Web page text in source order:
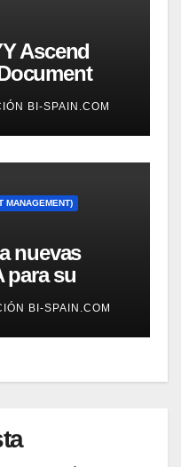
Ascend
BI-SPAIN.COM
MANAGEMENT)
nuevas
para su
BI-SPAIN.COM